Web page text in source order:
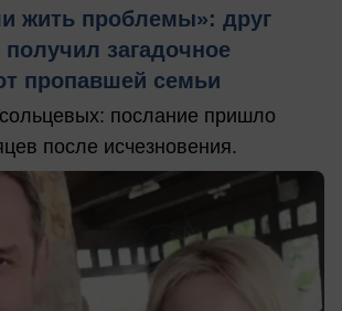
жить проблемы»: друг
загадочное
пропавшей семьи
послание пришло
после исчезновения.